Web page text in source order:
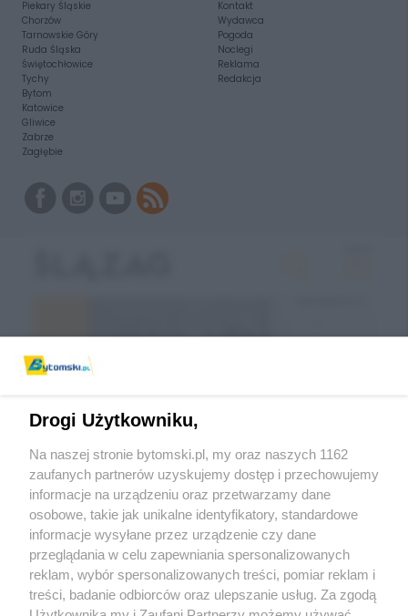
Piekary Śląskie
Chorzów
Tarnowskie Góry
Ruda Śląska
Świętochłowice
Tychy
Bytom
Katowice
Gliwice
Zabrze
Zagłębie
Kontakt
Wydawca
Pogoda
Noclegi
Reklama
Redakcja
Wróć do strony głównej
ślązag.pl
0%
Drogi Użytkowniku,
Na naszej stronie bytomski.pl, my oraz naszych 1162
zaufanych partnerów uzyskujemy dostęp i przechowujemy
informacje na urządzeniu oraz przetwarzamy dane
osobowe, takie jak unikalne identyfikatory, standardowe
informacje wysyłane przez urządzenie czy dane
przeglądania w celu zapewniania spersonalizowanych
reklam, wybór spersonalizowanych treści, pomiar reklam i
treści, badanie odbiorców oraz ulepszanie usług. Za zgodą